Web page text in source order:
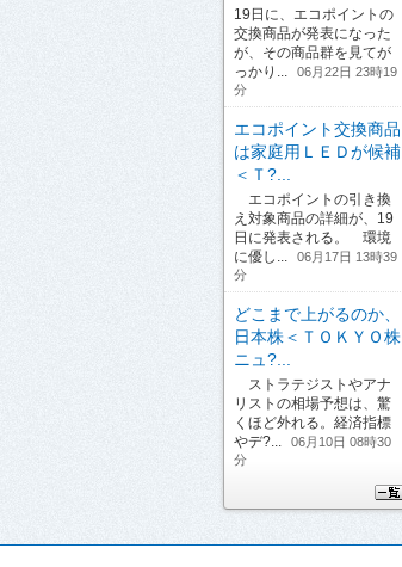
19日に、エコポイントの
交換商品が発表になった
が、その商品群を見てが
っかり...
06月22日 23時19
分
エコポイント交換商品
は家庭用ＬＥＤが候補
＜Ｔ?...
エコポイントの引き換
え対象商品の詳細が、19
日に発表される。 環境
に優し...
06月17日 13時39
分
どこまで上がるのか、
日本株＜ＴＯＫＹＯ株
ニュ?...
ストラテジストやアナ
リストの相場予想は、驚
くほど外れる。経済指標
やデ?...
06月10日 08時30
分